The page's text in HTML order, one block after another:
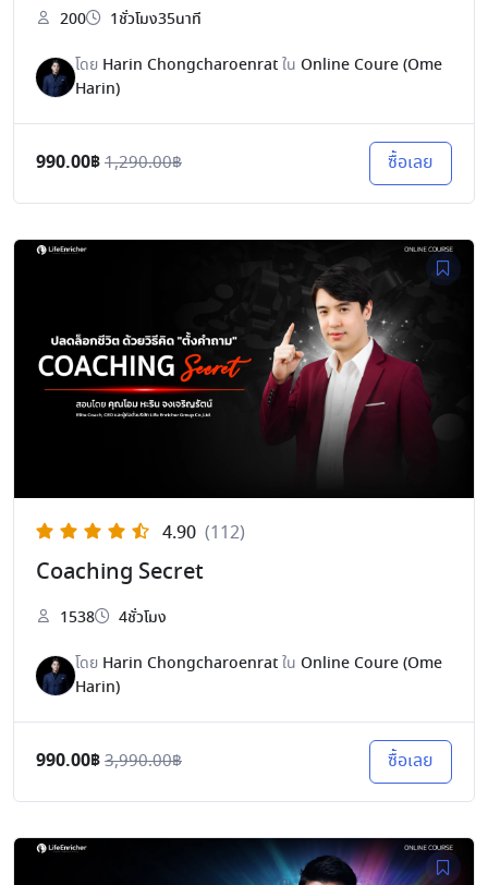
200 1ชั่วโมง35นาที
โดย Harin Chongcharoenrat ใน Online Coure (Ome
Harin)
990.00฿1,290.00฿ ซื้อเลย
4.90 (112)
Coaching Secret
1538 4ชั่วโมง
โดย Harin Chongcharoenrat ใน Online Coure (Ome
Harin)
990.00฿3,990.00฿ ซื้อเลย